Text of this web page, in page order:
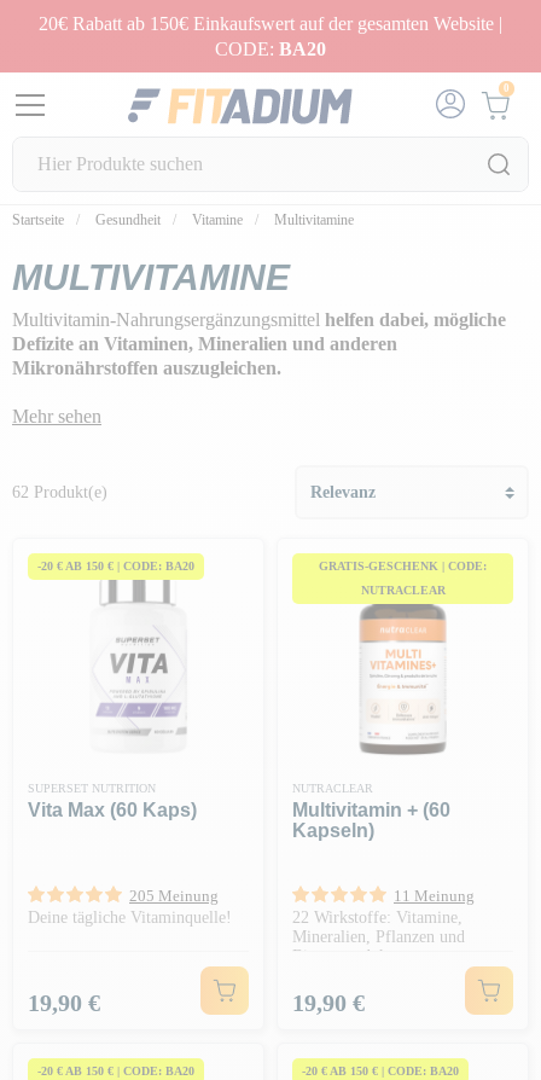
20€ Rabatt ab 150€ Einkaufswert auf der gesamten Website |
CODE: BA20
0
Startseite Gesundheit Vitamine Multivitamine
MULTIVITAMINE
Multivitamin-Nahrungsergänzungsmittel helfen dabei, mögliche
Defizite an Vitaminen, Mineralien und anderen
Mikronährstoffen auszugleichen.
Besonders interessant sind diese Nahrungsergänzungsmittel
Mehr sehen
62 Produkt(e)
-20 € AB 150 € | CODE: BA20
SUPERSET NUTRITION
Vita Max (60 Kaps)
205 Meinung
Deine tägliche Vitaminquelle!
Preis
19,90 €
GRATIS-GESCHENK | CODE:
NUTRACLEAR
NUTRACLEAR
Multivitamin + (60
Kapseln)
11 Meinung
22 Wirkstoffe: Vitamine,
Mineralien, Pflanzen und
Bienenprodukte
Preis
19,90 €
-20 € AB 150 € | CODE: BA20 -20 € AB 150 € | CODE: BA20